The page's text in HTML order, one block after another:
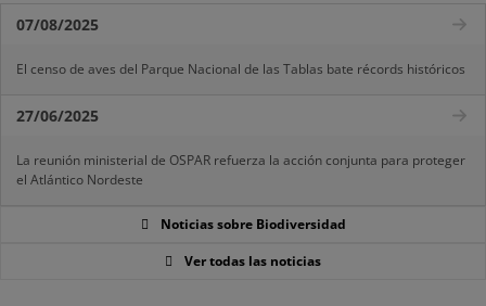
07/08/2025
El censo de aves del Parque Nacional de las Tablas bate récords históricos
27/06/2025
La reunión ministerial de OSPAR refuerza la acción conjunta para proteger
el Atlántico Nordeste
Noticias sobre Biodiversidad
Ver todas las noticias